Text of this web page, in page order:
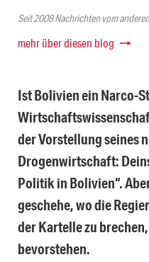
Seit 2008 Nachrichten vom
mehr über diesen blog
Ist Bolivien ein Narco-
der Vorstellung seines
Drogenwirtschaft:
Politik in Bolivien“.
geschehe, wo die
der Kartelle zu
bevorstehen.